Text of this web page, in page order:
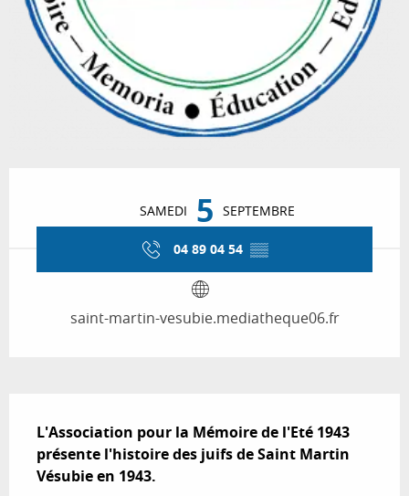
SAMEDI 5 SEPTEMBRE
04 89 04 54 ▒▒
saint-martin-vesubie.mediatheque06.fr
L'Association pour la Mémoire de l'Eté 1943
présente l'histoire des juifs de Saint Martin
Vésubie en 1943.